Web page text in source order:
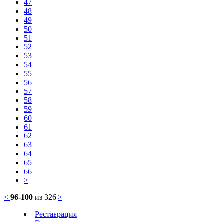
47
48
49
50
51
52
53
54
55
56
57
58
59
60
61
62
63
64
65
66
>
< 96-100 из 326 >
Реставрация